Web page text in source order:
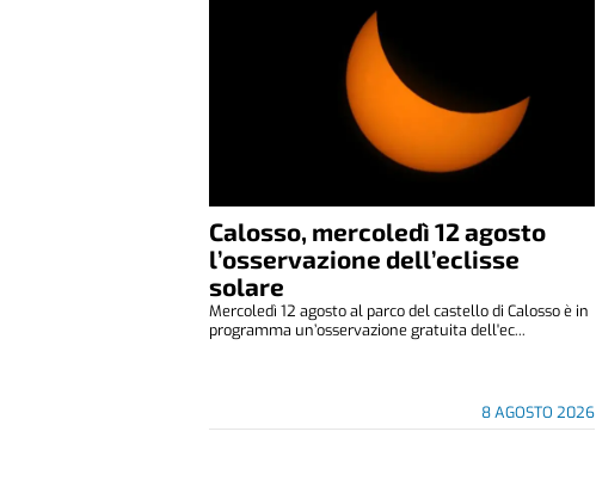
Calosso, mercoledì 12 agosto
l’osservazione dell’eclisse
solare
8 AGOSTO 2026
Mercoledì 12 agosto al parco del castello di Calosso è in
programma un’osservazione gratuita dell'ec...